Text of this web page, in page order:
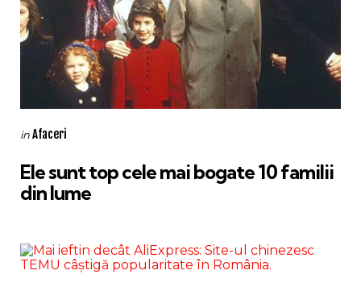
Categories
Posted
inAfaceri
Ele sunt top cele mai bogate 10 familii
din lume